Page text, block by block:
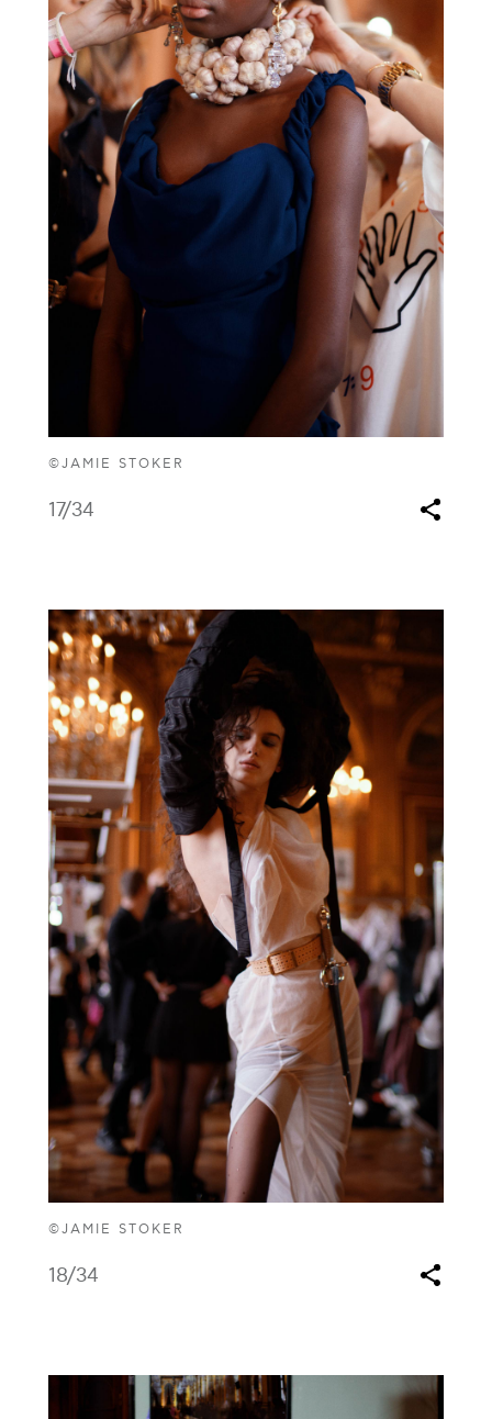
©JAMIE STOKER
17/34
©JAMIE STOKER
18/34